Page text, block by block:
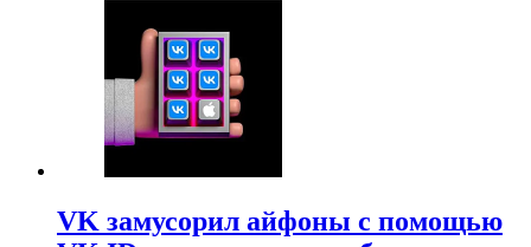
VK замусорил айфоны с помощью